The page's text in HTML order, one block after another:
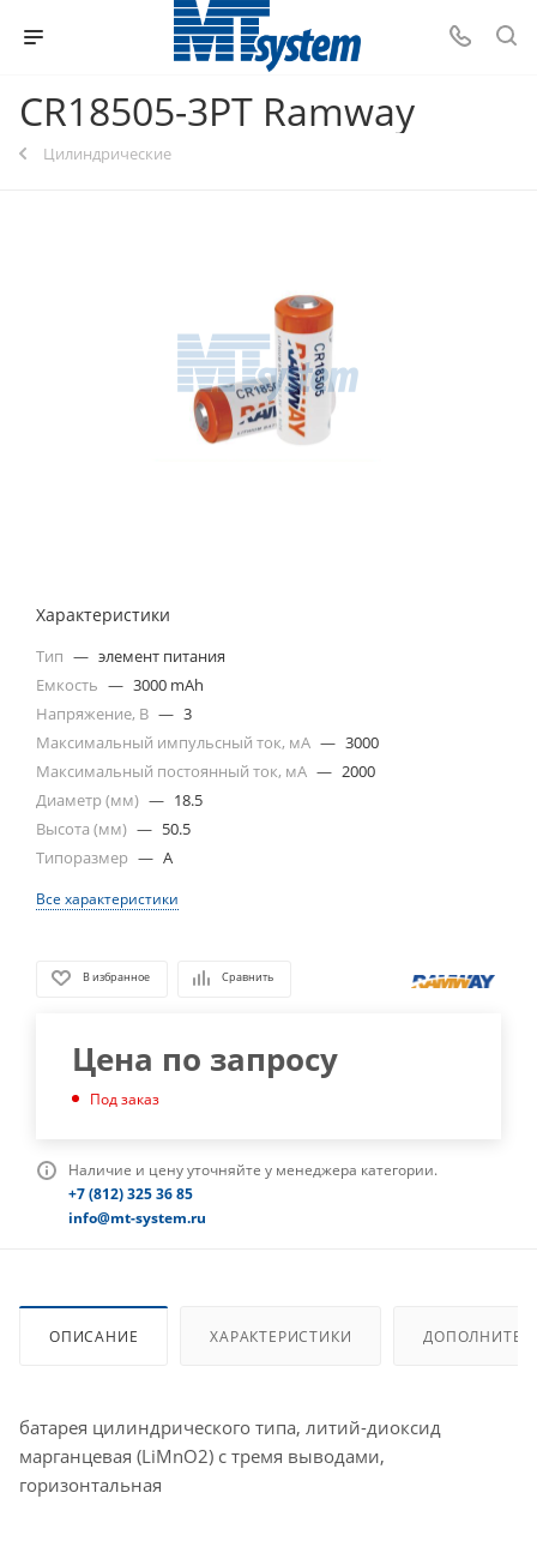
CR18505-3PT Ramway
Цилиндрические
Характеристики
Тип — элемент питания
Емкость — 3000 mAh
Напряжение, В — 3
Максимальный импульсный ток, мА — 3000
Максимальный постоянный ток, мА — 2000
Диаметр (мм) — 18.5
Высота (мм) — 50.5
Типоразмер — A
Все характеристики
В избранное Сравнить
Цена по запросу
Под заказ
Наличие и цену уточняйте у менеджера категории.
+7 (812) 325 36 85
info@mt-system.ru
ОПИСАНИЕ ХАРАКТЕРИСТИКИ
батарея цилиндрического типа, литий-диоксид
марганцевая (LiMnO2) с тремя выводами,
горизонтальная